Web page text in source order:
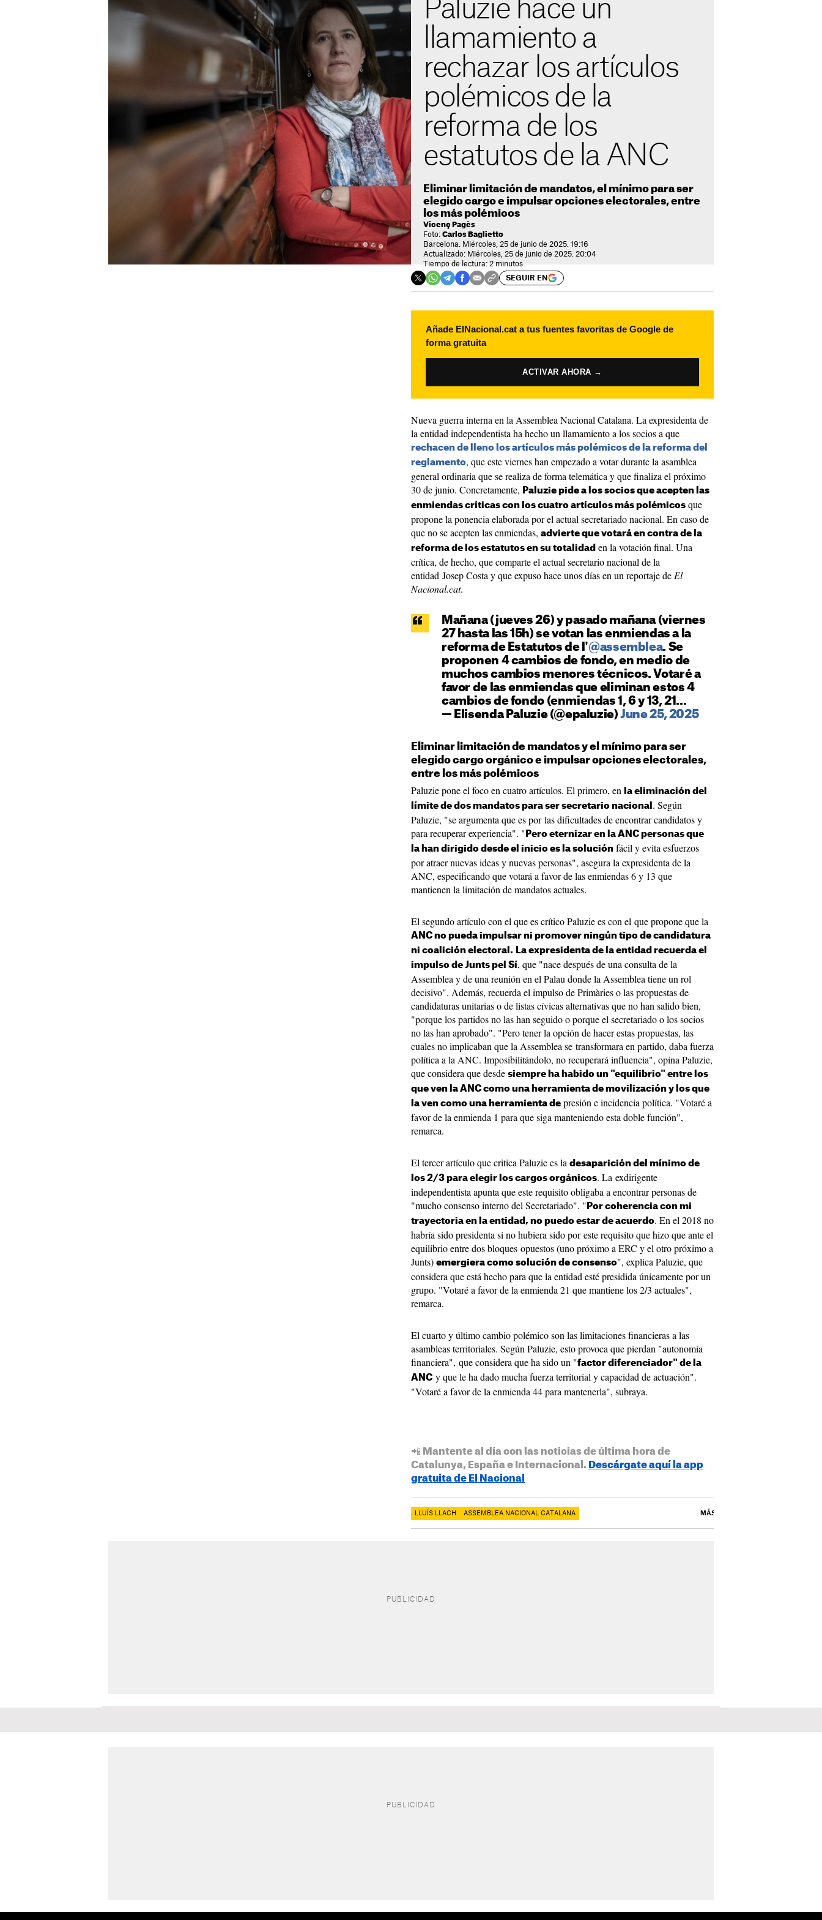
Paluzie hace un
llamamiento a
rechazar los artículos
polémicos de la
reforma de los
estatutos de la ANC
Eliminar limitación de mandatos, el mínimo para ser
elegido cargo e impulsar opciones electorales, entre
los más polémicos
Vicenç Pagès
Foto: Carlos Baglietto
Barcelona. Miércoles, 25 de junio de 2025. 19:16
Actualizado: Miércoles, 25 de junio de 2025. 20:04
Tiempo de lectura: 2 minutos
SEGUIR EN
Añade ElNacional.cat a tus fuentes favoritas de Google de
forma gratuita
ACTIVAR AHORA →
Nueva guerra interna en la Assemblea Nacional Catalana. La expresidenta de
la entidad independentista ha hecho un llamamiento a los socios a que
rechacen de lleno los artículos más polémicos de la reforma del
reglamento, que este viernes han empezado a votar durante la asamblea
general ordinaria que se realiza de forma telemática y que finaliza el próximo
30 de junio. Concretamente, Paluzie pide a los socios que acepten las
enmiendas críticas con los cuatro artículos más polémicos que
propone la ponencia elaborada por el actual secretariado nacional. En caso de
que no se acepten las enmiendas, advierte que votará en contra de la
reforma de los estatutos en su totalidad en la votación final. Una
crítica, de hecho, que comparte el actual secretario nacional de la
entidad Josep Costa y que expuso hace unos días en un reportaje de El
Nacional.cat.
Mañana (jueves 26) y pasado mañana (viernes
27 hasta las 15h) se votan las enmiendas a la
reforma de Estatutos de l'@assemblea. Se
proponen 4 cambios de fondo, en medio de
muchos cambios menores técnicos. Votaré a
favor de las enmiendas que eliminan estos 4
cambios de fondo (enmiendas 1, 6 y 13, 21...
— Elisenda Paluzie (@epaluzie)June 25, 2025
Eliminar limitación de mandatos y el mínimo para ser
elegido cargo orgánico e impulsar opciones electorales,
entre los más polémicos
Paluzie pone el foco en cuatro artículos. El primero, en
la eliminación del
límite de dos mandatos para ser secretario nacional . Según
Paluzie, "se argumenta que es por las dificultades de encontrar candidatos y
para recuperar experiencia". " Pero eternizar en la ANC personas que
la han dirigido desde el inicio es la solución fácil y evita esfuerzos
por atraer nuevas ideas y nuevas personas", asegura la expresidenta de la
ANC, especificando que votará a favor de las enmiendas 6 y 13 que
mantienen la limitación de mandatos actuales.
El segundo artículo con el que es crítico Paluzie es con el que propone que la
ANC no pueda impulsar ni promover ningún tipo de candidatura
ni coalición electoral. La expresidenta de la entidad recuerda el
impulso de Junts pel Sí, que "nace después de una consulta de la
Assemblea y de una reunión en el Palau donde la Assemblea tiene un rol
decisivo". Además, recuerda el impulso de Primàries o las propuestas de
candidaturas unitarias o de listas cívicas alternativas que no han salido bien,
"porque los partidos no las han seguido o porque el secretariado o los socios
no las han aprobado". "Pero tener la opción de hacer estas propuestas, las
cuales no implicaban que la Assemblea se transformara en partido, daba fuerza
política a la ANC. Imposibilitándolo, no recuperará influencia", opina Paluzie,
que considera que desde siempre ha habido un "equilibrio" entre los
que ven la ANC como una herramienta de movilización y los que
la ven como una herramienta de presión e incidencia política. "Votaré a
favor de la enmienda 1 para que siga manteniendo esta doble función",
remarca.
El tercer artículo que critica Paluzie es la desaparición del mínimo de
los 2/3 para elegir los cargos orgánicos. La exdirigente
independentista apunta que este requisito obligaba a encontrar personas de
"mucho consenso interno del Secretariado". " Por coherencia con mi
trayectoria en la entidad, no puedo estar de acuerdo. En el 2018 no
habría sido presidenta si no hubiera sido por este requisito que hizo que ante el
equilibrio entre dos bloques opuestos (uno próximo a ERC y el otro próximo a
Junts) emergiera como solución de consenso", explica Paluzie, que
considera que está hecho para que la entidad esté presidida únicamente por un
grupo. "Votaré a favor de la enmienda 21 que mantiene los 2/3 actuales",
remarca.
El cuarto y último cambio polémico son las limitaciones financieras a las
asambleas territoriales. Según Paluzie, esto provoca que pierdan "autonomía
financiera", que considera que ha sido un "factor diferenciador" de la
ANC y que le ha dado mucha fuerza territorial y capacidad de actuación".
"Votaré a favor de la enmienda 44 para mantenerla", subraya.
📲 Mantente al día con las noticias de última hora de
Catalunya, España e Internacional. Descárgate aquí la app
gratuita de El Nacional
LLUÍS LLACH ASSEMBLEA NACIONAL CATALANA MÁS